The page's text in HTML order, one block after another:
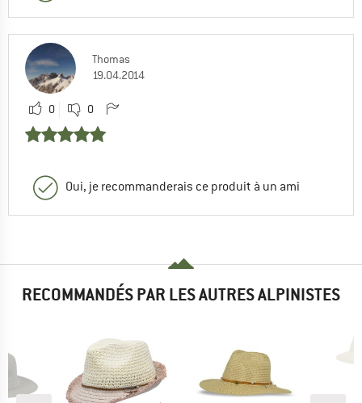
Thomas
19.04.2014
0 0
Oui, je recommanderais ce produit à un ami
RECOMMANDÉS PAR LES AUTRES ALPINISTES